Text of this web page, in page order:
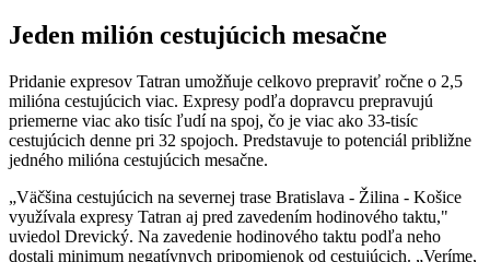
Jeden milión cestujúcich mesačne
Pridanie expresov Tatran umožňuje celkovo prepraviť ročne o 2,5
milióna cestujúcich viac. Expresy podľa dopravcu prepravujú
priemerne viac ako tisíc ľudí na spoj, čo je viac ako 33-tisíc
cestujúcich denne pri 32 spojoch. Predstavuje to potenciál približne
jedného milióna cestujúcich mesačne.
„Väčšina cestujúcich na severnej trase Bratislava - Žilina - Košice
využívala expresy Tatran aj pred zavedením hodinového taktu,"
uviedol Drevický. Na zavedenie hodinového taktu podľa neho
dostali minimum negatívnych pripomienok od cestujúcich. „Veríme,